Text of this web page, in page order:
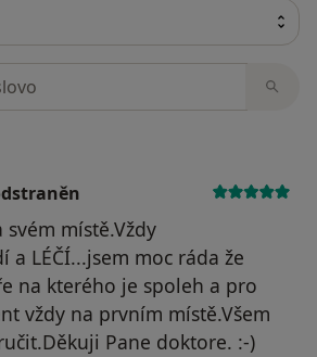
svém místě.Vždy
a LÉČÍ...jsem moc ráda že
na kterého je spoleh a pro
vždy na prvním místě.Všem
Pane doktore. :-)